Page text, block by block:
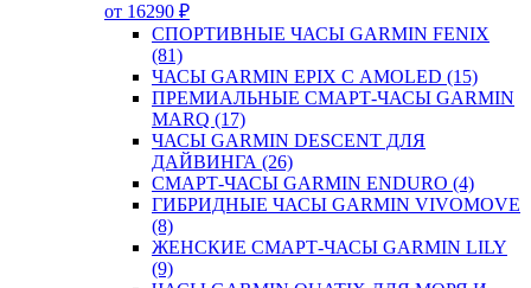
от 16290 ₽
СПОРТИВНЫЕ ЧАСЫ GARMIN FENIX
(81)
ЧАСЫ GARMIN EPIX С AMOLED (15)
ПРЕМИАЛЬНЫЕ СМАРТ-ЧАСЫ GARMIN
MARQ (17)
ЧАСЫ GARMIN DESCENT ДЛЯ
ДАЙВИНГА (26)
СМАРТ-ЧАСЫ GARMIN ENDURO (4)
ГИБРИДНЫЕ ЧАСЫ GARMIN VIVOMOVE
(8)
ЖЕНСКИЕ СМАРТ-ЧАСЫ GARMIN LILY
(9)